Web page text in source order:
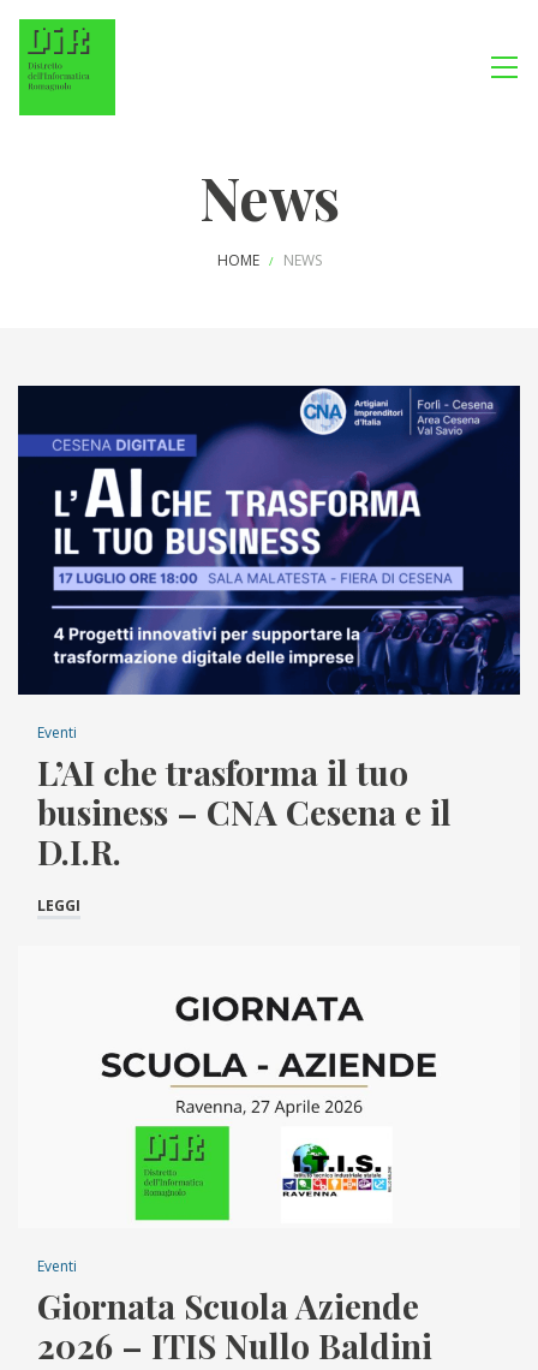
News
HOME / NEWS
Eventi
L’AI che trasforma il tuo
business – CNA Cesena e il
D.I.R.
LEGGI
Eventi
Giornata Scuola Aziende
2026 – ITIS Nullo Baldini